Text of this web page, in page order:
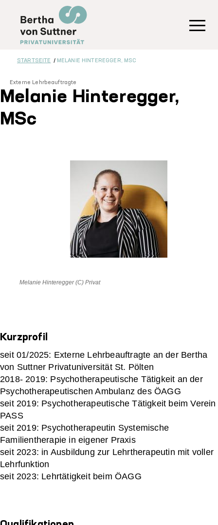
Inhalt
STARTSEITE MELANIE HINTEREGGER, MSC
Externe Lehrbeauftragte
Melanie Hinteregger,
MSc
Melanie Hinteregger (C) Privat
Kurzprofil
seit 01/2025: Externe Lehrbeauftragte an der Bertha
von Suttner Privatuniversität St. Pölten
2018- 2019: Psychotherapeutische Tätigkeit an der
Psychotherapeutischen Ambulanz des ÖAGG
seit 2019: Psychotherapeutische Tätigkeit beim Verein
PASS
seit 2019: Psychotherapeutin Systemische
Familientherapie in eigener Praxis
seit 2023: in Ausbildung zur Lehrtherapeutin mit voller
Lehrfunktion
seit 2023: Lehrtätigkeit beim ÖAGG